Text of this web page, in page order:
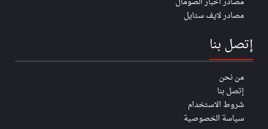
مصادر لايف ستايل
إتصل بنا
من نحن
إتصل بنا
شروط الاستخدام
سياسة الخصوصية